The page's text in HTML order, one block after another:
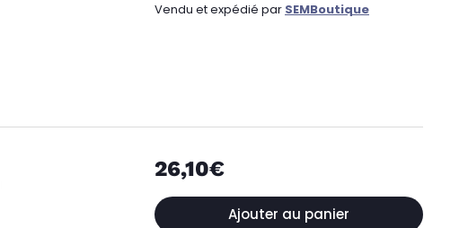
Vendu et expédié par SEMBoutique
26,10€
Ajouter au panier